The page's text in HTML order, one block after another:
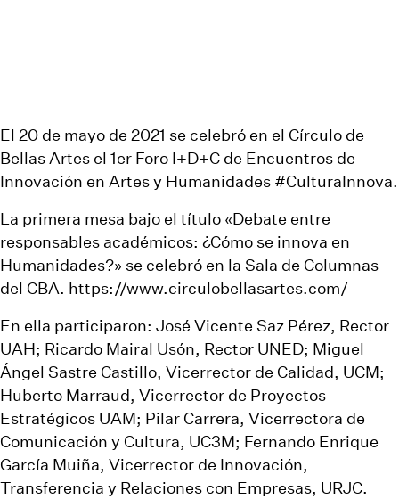
El 20 de mayo de 2021 se celebró en el Círculo de
Bellas Artes el 1er Foro I+D+C de Encuentros de
Innovación en Artes y Humanidades #CulturaInnova.
La primera mesa bajo el título «Debate entre
responsables académicos: ¿Cómo se innova en
Humanidades?» se celebró en la Sala de Columnas
del CBA. https://www.circulobellasartes.com/
En ella participaron: José Vicente Saz Pérez, Rector
UAH; Ricardo Mairal Usón, Rector UNED; Miguel
Ángel Sastre Castillo, Vicerrector de Calidad, UCM;
Huberto Marraud, Vicerrector de Proyectos
Estratégicos UAM; Pilar Carrera, Vicerrectora de
Comunicación y Cultura, UC3M; Fernando Enrique
García Muiña, Vicerrector de Innovación,
Transferencia y Relaciones con Empresas, URJC.